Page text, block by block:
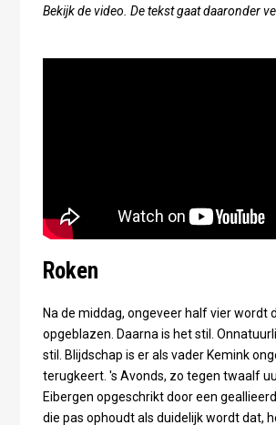
Bekijk de video. De tekst gaat daaronder
Roken
Na de middag, ongeveer half vier wordt
opgeblazen. Daarna is het stil.
stil. Blijdschap is er als vader Kemink
terugkeert. 's Avonds, zo tegen twaalf
Eibergen opgeschrikt door een
die pas ophoudt als duidelijk wordt dat,